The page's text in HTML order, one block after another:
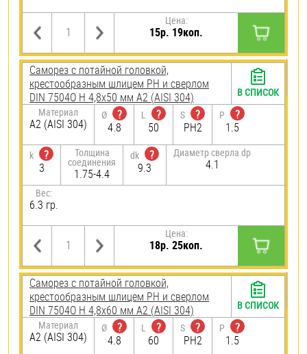
Цена:
15р. 19коп.
Саморез с потайной головкой,
крестообразным шлицем PH и сверлом
DIN 7504O H 4,8х50 мм А2 (AISI 304)
Материал
А2 (AISI 304)
Ø
?
4.8
L
?
50
S
?
PH2
P
?
1.5
k
?
3
Толщина
соединения
1.75-4.4
dk
?
9.3
Диаметр сверла dp
4.1
Вес:
6.3 гр.
Цена:
18р. 25коп.
В СПИСОК
Саморез с потайной головкой,
крестообразным шлицем PH и сверлом
DIN 7504O H 4,8х60 мм А2 (AISI 304)
Материал
А2 (AISI 304)
Ø
?
4.8
L
?
60
S
?
PH2
P
?
1.5
В СПИСОК